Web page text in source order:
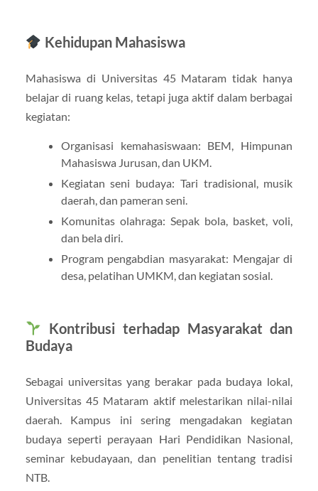
Kehidupan Mahasiswa
Mahasiswa di Universitas 45 Mataram tidak hanya
belajar di ruang kelas, tetapi juga aktif dalam berbagai
kegiatan:
Organisasi kemahasiswaan: BEM, Himpunan
Mahasiswa Jurusan, dan UKM.
Kegiatan seni budaya: Tari tradisional, musik
daerah, dan pameran seni.
Komunitas olahraga: Sepak bola, basket, voli,
dan bela diri.
Program pengabdian masyarakat: Mengajar di
desa, pelatihan UMKM, dan kegiatan sosial.
Kontribusi terhadap Masyarakat dan
Budaya
Sebagai universitas yang berakar pada budaya lokal,
Universitas 45 Mataram aktif melestarikan nilai-nilai
daerah. Kampus ini sering mengadakan kegiatan
budaya seperti perayaan Hari Pendidikan Nasional,
seminar kebudayaan, dan penelitian tentang tradisi
NTB.